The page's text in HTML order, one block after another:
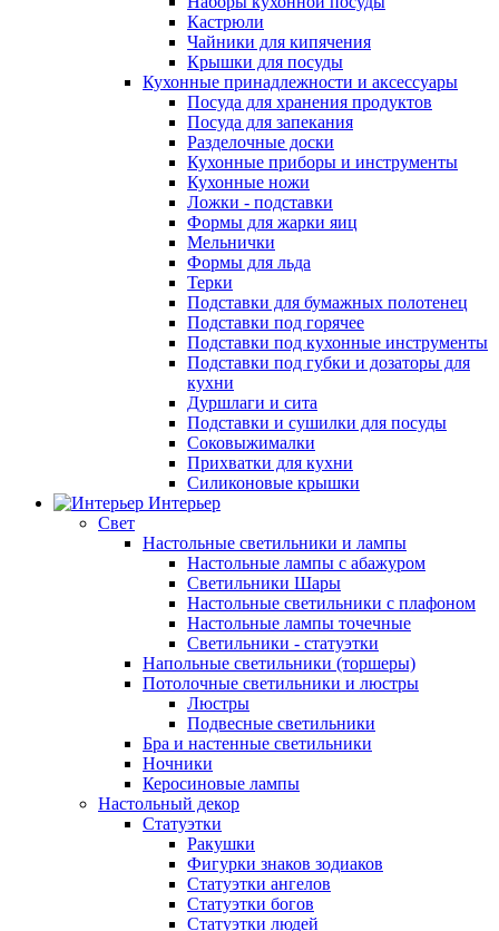
Кастрюли
Чайники для кипячения
Крышки для посуды
Кухонные принадлежности и аксессуары
Посуда для хранения продуктов
Посуда для запекания
Разделочные доски
Кухонные приборы и инструменты
Кухонные ножи
Ложки - подставки
Формы для жарки яиц
Мельнички
Формы для льда
Терки
Подставки для бумажных полотенец
Подставки под горячее
Подставки под кухонные инструменты
Подставки под губки и дозаторы для
кухни
Дуршлаги и сита
Подставки и сушилки для посуды
Соковыжималки
Прихватки для кухни
Силиконовые крышки
Интерьер
Свет
Настольные светильники и лампы
Настольные лампы с абажуром
Светильники Шары
Настольные светильники с плафоном
Настольные лампы точечные
Светильники - статуэтки
Напольные светильники (торшеры)
Потолочные светильники и люстры
Люстры
Подвесные светильники
Бра и настенные светильники
Ночники
Керосиновые лампы
Настольный декор
Статуэтки
Ракушки
Фигурки знаков зодиаков
Статуэтки ангелов
Статуэтки богов
Статуэтки людей